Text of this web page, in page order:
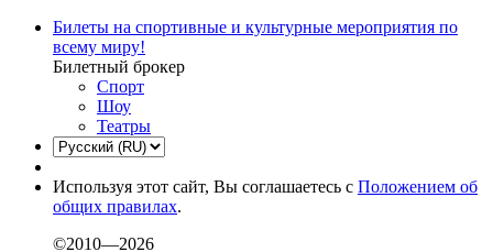
Билеты на спортивные и культурные мероприятия по
всему миру!
Билетный брокер
Спорт
Шоу
Театры
Используя этот сайт, Вы соглашаетесь с Положением об
общих правилах.
©2010—2026